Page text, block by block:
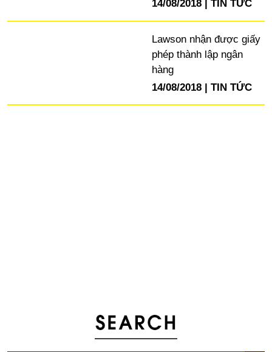
14/08/2018
TIN TỨC
Lawson nhận được giấy
phép thành lập ngân
hàng
14/08/2018
TIN TỨC